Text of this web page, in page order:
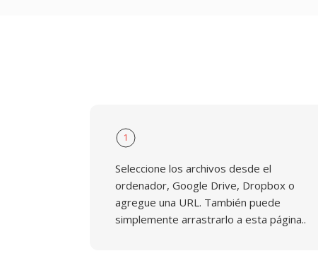
1
Seleccione los archivos desde el
ordenador, Google Drive, Dropbox o
agregue una URL. También puede
simplemente arrastrarlo a esta página..